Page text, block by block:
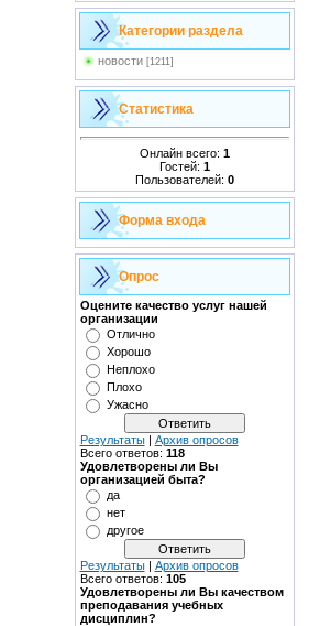
Категории раздела
новости [1211]
Статистика
Онлайн всего: 1
Гостей: 1
Пользователей: 0
Форма входа
Опрос
Оцените качество услуг нашей
организации
Отлично
Хорошо
Неплохо
Плохо
Ужасно
Результаты| Архив опросов
Всего ответов: 118
Удовлетворены ли Вы
организацией быта?
да
нет
другое
Результаты| Архив опросов
Всего ответов: 105
Удовлетворены ли Вы качеством
преподавания учебных
дисциплин?